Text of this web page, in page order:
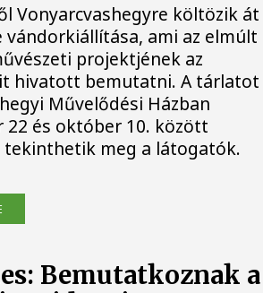
Vonyarcvashegyre költözik át
vándorkiállítása, ami az elmúlt
projektjének az
hivatott bemutatni. A tárlatot
Művelődési Házban
22 és október 10. között
tekinthetik meg a látogatók.
Bemutatkoznak a